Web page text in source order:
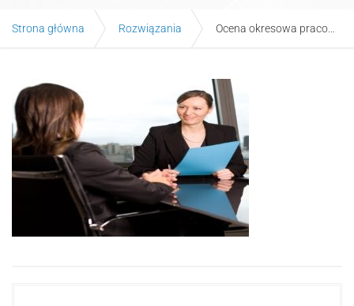
Strona główna Rozwiązania Ocena okresowa pracownika: 90, 180, 360 stopni